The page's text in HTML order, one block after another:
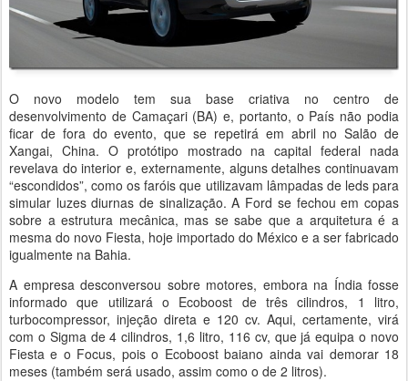
O novo modelo tem sua base criativa no centro de
desenvolvimento de Camaçari (BA) e, portanto, o País não podia
ficar de fora do evento, que se repetirá em abril no Salão de
Xangai, China. O protótipo mostrado na capital federal nada
revelava do interior e, externamente, alguns detalhes continuavam
“escondidos”, como os faróis que utilizavam lâmpadas de leds para
simular luzes diurnas de sinalização. A Ford se fechou em copas
sobre a estrutura mecânica, mas se sabe que a arquitetura é a
mesma do novo Fiesta, hoje importado do México e a ser fabricado
igualmente na Bahia.
A empresa desconversou sobre motores, embora na Índia fosse
informado que utilizará o Ecoboost de três cilindros, 1 litro,
turbocompressor, injeção direta e 120 cv. Aqui, certamente, virá
com o Sigma de 4 cilindros, 1,6 litro, 116 cv, que já equipa o novo
Fiesta e o Focus, pois o Ecoboost baiano ainda vai demorar 18
meses (também será usado, assim como o de 2 litros).